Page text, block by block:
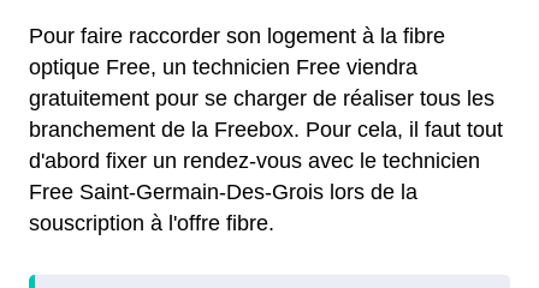
Pour faire raccorder son logement à la fibre
optique Free, un technicien Free viendra
gratuitement pour se charger de réaliser tous les
branchement de la Freebox. Pour cela, il faut tout
d'abord fixer un rendez-vous avec le technicien
Free Saint-Germain-Des-Grois lors de la
souscription à l'offre fibre.